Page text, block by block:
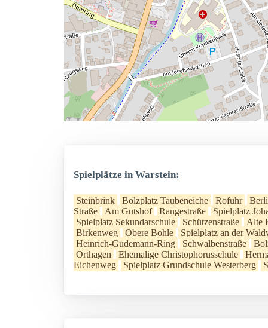
Spielplätze in Warstein:
Steinbrink Bolzplatz Taubeneiche Rofuhr
Straße
Am Gutshof Rangestraße
Spielplatz
Spielplatz Sekundarschule
Schützenstraße
Alte
Birkenweg
Obere Bohle
Spielplatz an der
Heinrich-Gudemann-Ring
Schwalbenstraße
Orthagen
Ehemalige Christophorusschule
Eichenweg
Spielplatz Grundschule Westerberg